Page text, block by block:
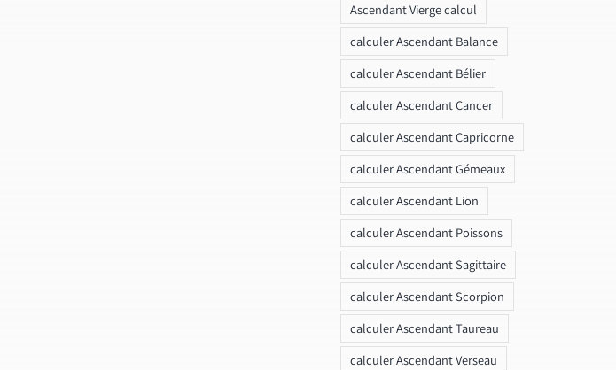
Ascendant Vierge calcul
calculer Ascendant Balance
calculer Ascendant Bélier
calculer Ascendant Cancer
calculer Ascendant Capricorne
calculer Ascendant Gémeaux
calculer Ascendant Lion
calculer Ascendant Poissons
calculer Ascendant Sagittaire
calculer Ascendant Scorpion
calculer Ascendant Taureau
calculer Ascendant Verseau